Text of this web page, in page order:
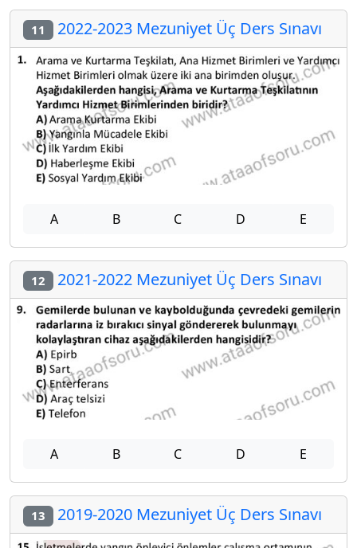
11 2022-2023 Mezuniyet Üç Ders Sınavı
A B C D E
12 2021-2022 Mezuniyet Üç Ders Sınavı
A B C D E
13 2019-2020 Mezuniyet Üç Ders Sınavı